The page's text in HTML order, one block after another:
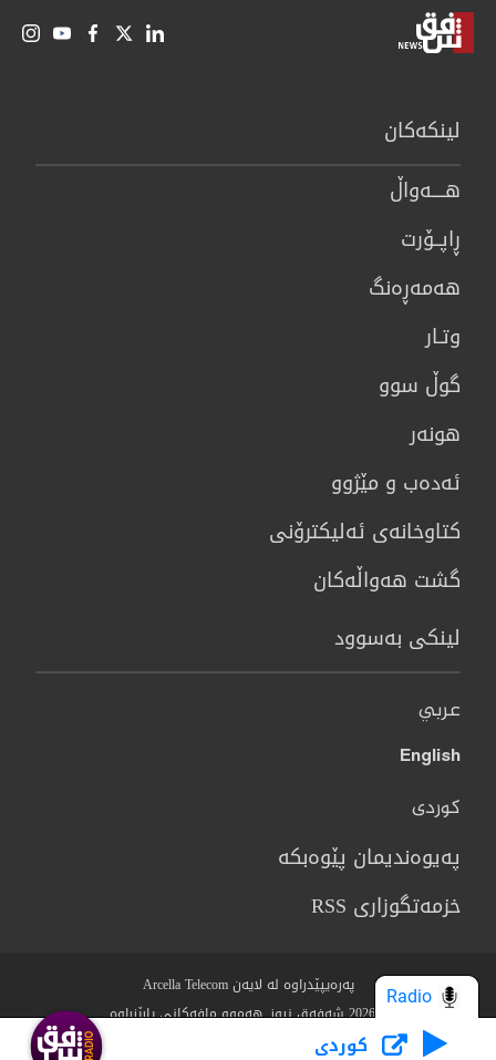
لینكەكان
هــــه‌واڵ
ڕاپــۆرت
هه‌مه‌ڕه‌نگ
وتـار
گوڵ سوو
هونه‌ر
ئەدەب و مێژوو
كتاوخانه‌ی ئه‌ليكترۆنی
گشت هەواڵەکان
لینکی بەسوود
عربي
English
کوردی
پەیوەندیمان پێوەبکە
خزمەتگوزاری RSS
پەرەیپێدراوە لە لایەن Arcella Telecom
Who we Are?
مەرج و رێساکان سیاسەتی پاراستنی نهێنی كوردى
Radio